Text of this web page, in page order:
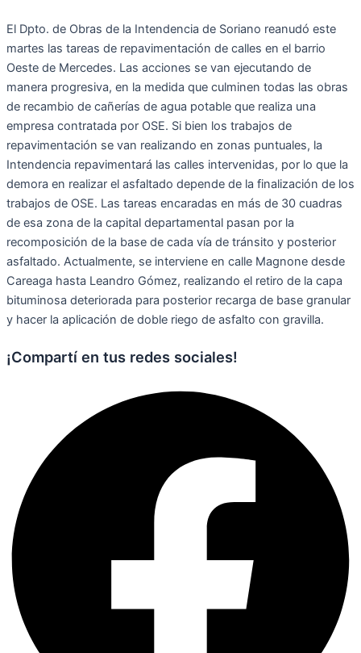
El Dpto. de Obras de la Intendencia de Soriano reanudó este
martes las tareas de repavimentación de calles en el barrio
Oeste de Mercedes. Las acciones se van ejecutando de
manera progresiva, en la medida que culminen todas las obras
de recambio de cañerías de agua potable que realiza una
empresa contratada por OSE. Si bien los trabajos de
repavimentación se van realizando en zonas puntuales, la
Intendencia repavimentará las calles intervenidas, por lo que la
demora en realizar el asfaltado depende de la finalización de los
trabajos de OSE. Las tareas encaradas en más de 30 cuadras
de esa zona de la capital departamental pasan por la
recomposición de la base de cada vía de tránsito y posterior
asfaltado. Actualmente, se interviene en calle Magnone desde
Careaga hasta Leandro Gómez, realizando el retiro de la capa
bituminosa deteriorada para posterior recarga de base granular
y hacer la aplicación de doble riego de asfalto con gravilla.
¡Compartí en tus redes sociales!